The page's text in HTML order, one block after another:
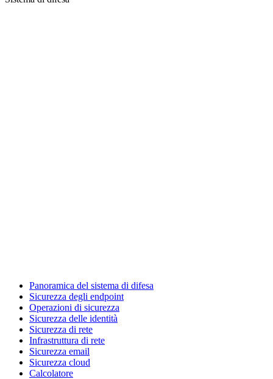
Panoramica del sistema di difesa
Sicurezza degli endpoint
Operazioni di sicurezza
Sicurezza delle identità
Sicurezza di rete
Infrastruttura di rete
Sicurezza email
Sicurezza cloud
Calcolatore